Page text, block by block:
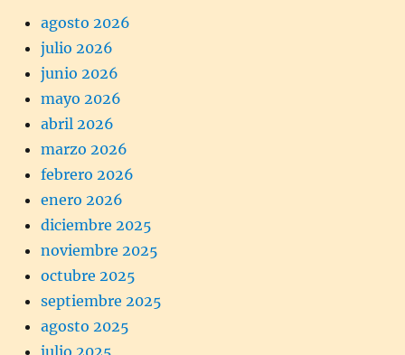
agosto 2026
julio 2026
junio 2026
mayo 2026
abril 2026
marzo 2026
febrero 2026
enero 2026
diciembre 2025
noviembre 2025
octubre 2025
septiembre 2025
agosto 2025